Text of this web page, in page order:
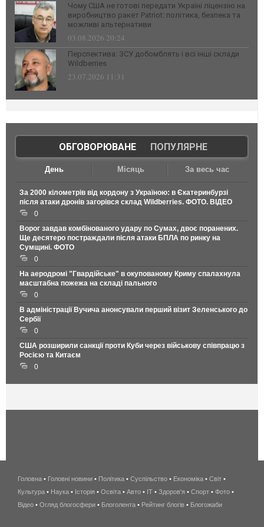
Чому США не готові передати Україні ліцензію на
виробництво ракет Patriot: політика, безпека та
можливі альтернативи
03.08.2026 20:24
Перспектива: ЗСУ добомблять і всі інші склади
Wildberries
23.07.2026 11:31
ОБГОВОРЮВАНЕ| ПОПУЛЯРНЕ
День Місяць За весь час
За 2000 кілометрів від кордону з Україною: в Єкатеринбурзі
після атаки дронів загорівся склад Wildberries. ФОТО. ВІДЕО
0
Ворог завдав комбінованого удару по Сумах, двоє поранених.
Ще десятеро постраждали після атаки БПЛА по ринку на
Сумщині. ФОТО
0
На аеродромі "Гвардійське" в окупованому Криму спалахнула
масштабна пожежа на складі пального
0
В адміністрації Вучича анонсували перший візит Зеленського до
Сербії
0
США розширили санкції проти Куби через військову співпрацю з
Росією та Китаєм
0
беспроводной
интернет
киев
Головна • Головні новини • Політика • Суспільство • Економіка • Світ •
Культура • Наука • Історія • Освіта • Авто • IT • Здоров'я • Спорт • Фото •
Відео • Огляд блогосфери • Блоголента • Рейтинг блогів • Блогожаби